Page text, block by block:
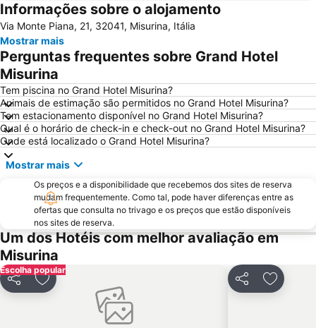
Seceda
Olympic Ice Stadium
San Candido in Festa
Palestra di roccia
Sella Ronda
Speckfest Val di Funes
La chiesa di Santa Maddalena
Sextner Dolomiten
Ski Area Val Comelico
Fun Bob
Pocol
Sport Sexten
Passo Giau
Lagazuoi
Passo Falzarego
Lago di Alleghe
IBU World Cup Biathlon
Rathausplatz
Ski Area Catinaccio
Informações sobre o alojamento
Via Monte Piana, 21, 32041, Misurina, Itália
Mostrar mais
Perguntas frequentes sobre Grand Hotel
Misurina
Tem piscina no Grand Hotel Misurina?
Animais de estimação são permitidos no Grand Hotel Misurina?
Tem estacionamento disponível no Grand Hotel Misurina?
Qual é o horário de check-in e check-out no Grand Hotel Misurina?
Onde está localizado o Grand Hotel Misurina?
Mostrar mais
Os preços e a disponibilidade que recebemos dos sites de reserva
mudam frequentemente. Como tal, pode haver diferenças entre as
ofertas que consulta no trivago e os preços que estão disponíveis
nos sites de reserva.
Um dos Hotéis com melhor avaliação em
Misurina
Escolha popular
PartilharAdicionar aos favoritos Partilhar